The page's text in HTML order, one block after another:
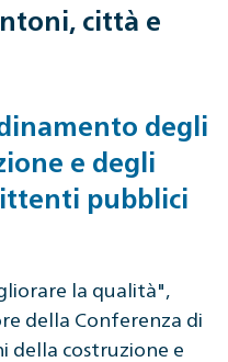
città e
degli
e degli
pubblici
la qualità",
della Conferenza di
della costruzione e